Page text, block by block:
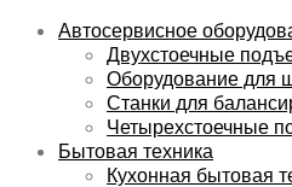
Автосервисное
Двухстоечные
Оборудование для
Станки для
Четырехстоечные
Бытовая техника
Кухонная бытовая